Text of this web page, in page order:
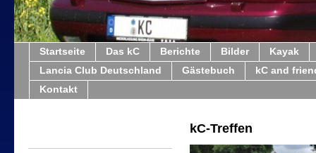
Startseite Das kC Berichte Bilder
Kayak
Lancia Club Deutschland
Gästebuch
kC and
Kontakt
kC-Treffen